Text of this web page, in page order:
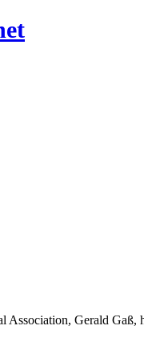
Gerald